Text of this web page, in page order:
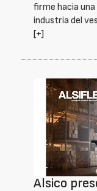
firme hacia
industria del
[+]
Alsico